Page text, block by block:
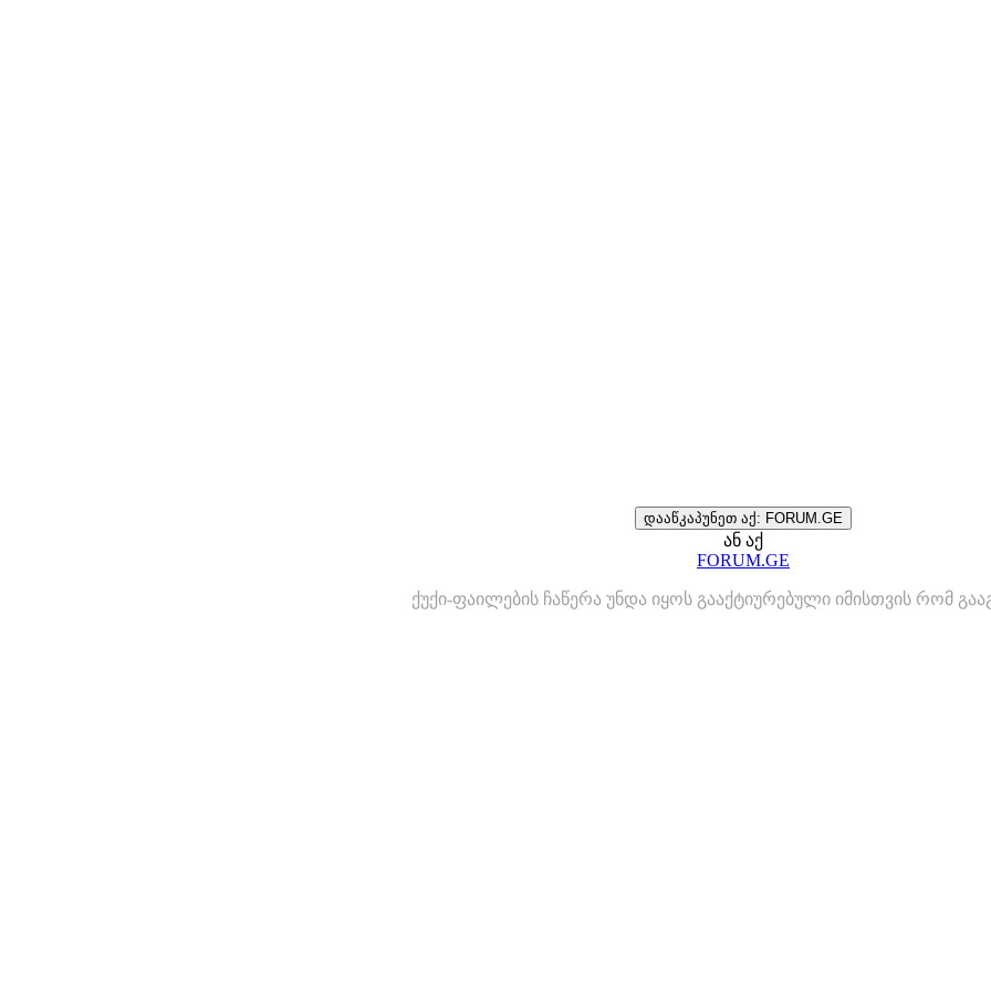
დააწკაპუნეთ აქ: FORUM.GE
ან აქ
FORUM.GE
ქუქი-ფაილების ჩაწერა უნდა იყოს გააქტიურებული იმისთვის რომ